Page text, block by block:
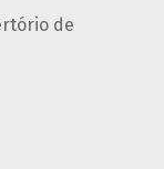
de